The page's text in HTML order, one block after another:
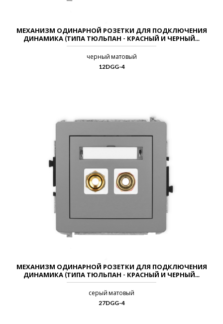
МЕХАНИЗМ ОДИНАРНОЙ РОЗЕТКИ ДЛЯ ПОДКЛЮЧЕНИЯ
ДИНАМИКА (ТИПА ТЮЛЬПАН - КРАСНЫЙ И ЧЕРНЫЙ...
черный матовый
12DGG-4
МЕХАНИЗМ ОДИНАРНОЙ РОЗЕТКИ ДЛЯ ПОДКЛЮЧЕНИЯ
ДИНАМИКА (ТИПА ТЮЛЬПАН - КРАСНЫЙ И ЧЕРНЫЙ...
серый матовый
27DGG-4